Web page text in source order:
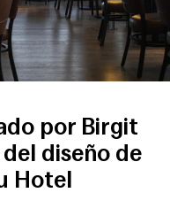
por Birgit
diseño de
Hotel